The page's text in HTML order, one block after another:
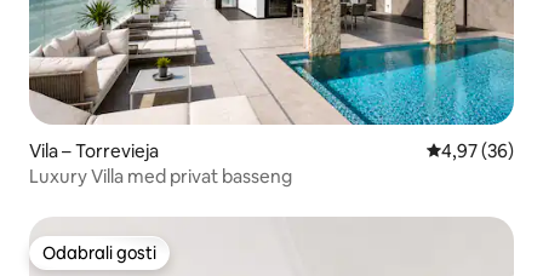
Vila – Torrevieja Prosječna
4,97 (36)
Luxury Villa med privat basseng
Odabrali gosti
Odabrali gosti